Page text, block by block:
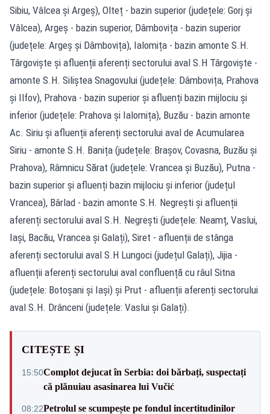
Sibiu, Vâlcea și Argeș), Olteț - bazin superior (județele: Gorj și
Vâlcea), Argeș - bazin superior, Dâmbovița - bazin superior
(județele: Argeș și Dâmbovița), Ialomița - bazin amonte S.H.
Târgoviște și afluenții aferenți sectorului aval S.H Târgoviște -
amonte S.H. Siliștea Snagovului (județele: Dâmbovița, Prahova
și Ilfov), Prahova - bazin superior și afluenți bazin mijlociu și
inferior (județele: Prahova și Ialomița), Buzău - bazin amonte
Ac. Siriu și afluenții aferenți sectorului aval de Acumularea
Siriu - amonte S.H. Banița (județele: Brașov, Covasna, Buzău și
Prahova), Râmnicu Sărat (județele: Vrancea și Buzău), Putna -
bazin superior și afluenți bazin mijlociu și inferior (județul
Vrancea), Bârlad - bazin amonte S.H. Negrești și afluenții
aferenți sectorului aval S.H. Negrești (județele: Neamț, Vaslui,
Iași, Bacău, Vrancea și Galați), Siret - afluenții de stânga
aferenți sectorului aval S.H Lungoci (județul Galați), Jijia -
afluenții aferenți sectorului aval confluență cu râul Sitna
(județele: Botoșani și Iași) și Prut - afluenții aferenți sectorului
aval S.H. Drânceni (județele: Vaslui și Galați).
CITEȘTE ȘI
15:50Complot dejucat în Serbia: doi bărbați, suspectați
că plănuiau asasinarea lui Vučić
08:22Petrolul se scumpește pe fondul incertitudinilor